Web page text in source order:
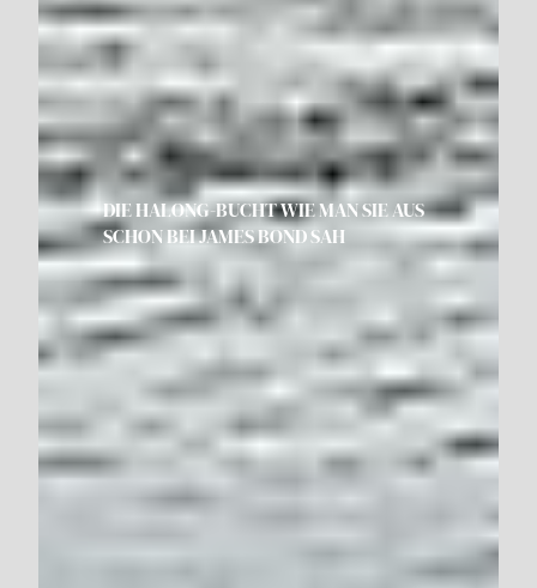
DIE HALONG-BUCHT WIE MAN SIE AUS
SCHON BEI JAMES BOND SAH